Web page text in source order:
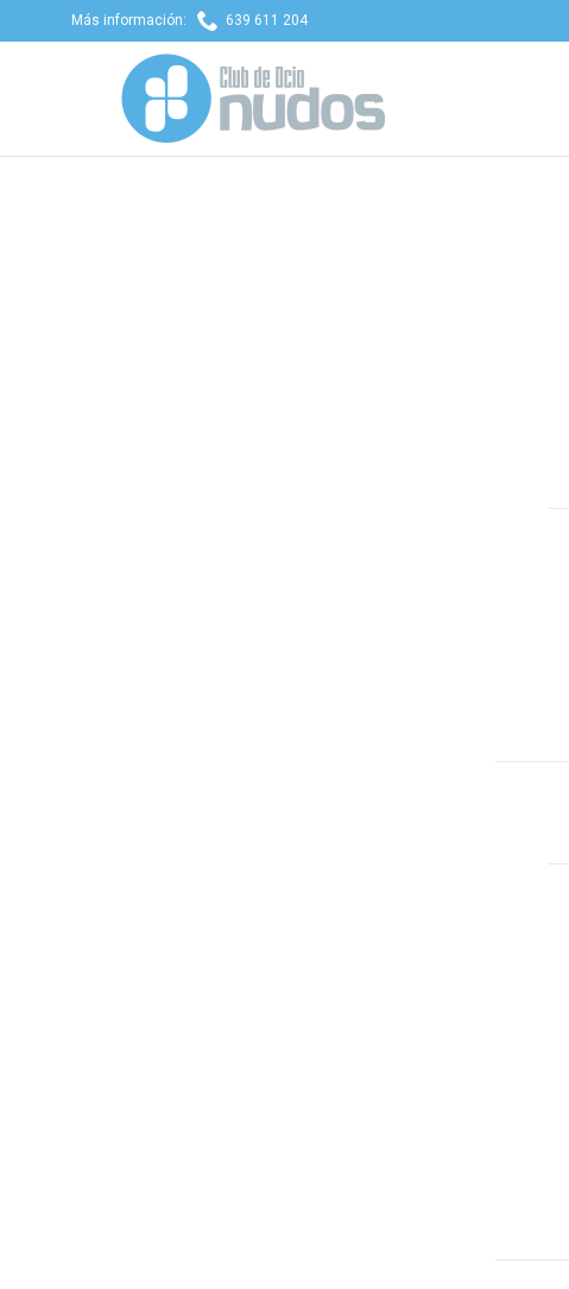
Más información:  639 611 204